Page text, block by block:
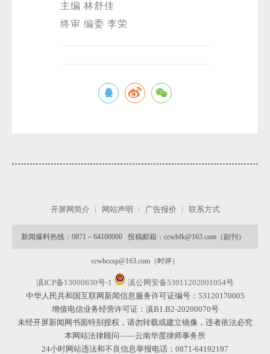
主编 林舒佳
终审 编委 李荣
开屏网简介 网站声明 广告报价 联系方式
新闻爆料热线：0871－64100000 投稿邮箱：ccwbfk@163.com（副刊）
ccwbccsp@163.com（时评）
滇ICP备13000630号-1
滇公网安备53011202001054号
中华人民共和国互联网新闻信息服务许可证编号：53120170005
增值电信业务经营许可证：滇B1.B2-20200070号
未经开屏新闻网书面特别授权，请勿转载或建立镜像，违者依法必究
本网站法律顾问——云南华度律师事务所
24小时网站违法和不良信息举报电话：0871-64192197